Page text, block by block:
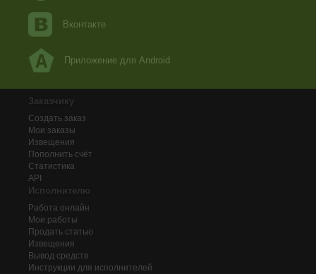
Вконтакте
Приложение для Android
Заказчику
Создать заказ
Мои заказы
Извещения
Пополнить счёт
Статистика
API
Исполнителю
Работа онлайн
Мои работы
Продать статью
Извещения
Вывод средств
Инструкции для исполнителей